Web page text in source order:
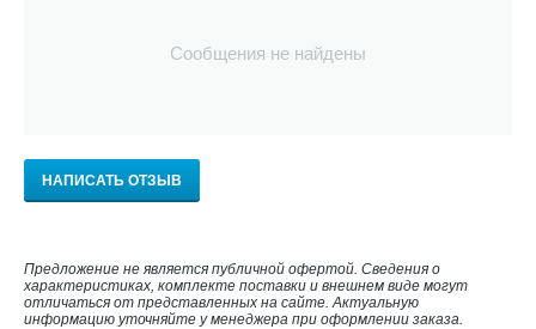
Сообщения не найдены
НАПИСАТЬ ОТЗЫВ
Предложение не является публичной офертой. Сведения о
характеристиках, комплекте поставки и внешнем виде могут
отличаться от представленных на сайте. Актуальную
информацию уточняйте у менеджера при оформлении заказа.